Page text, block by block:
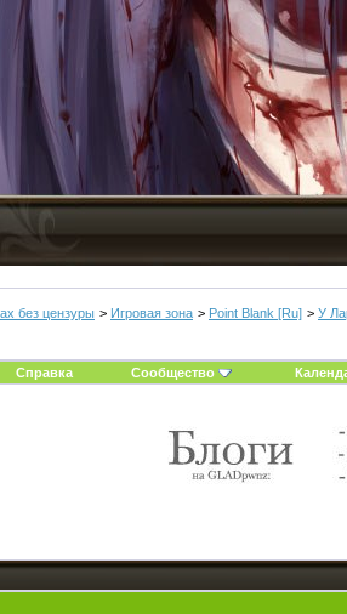
без цензуры > Игровая зона > Point Blank [Ru] > У
Справка Сообщество